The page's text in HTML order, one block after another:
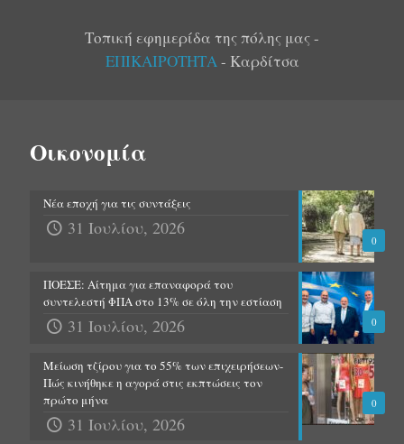
Τοπική εφημερίδα της πόλης μας -
ΕΠΙΚΑΙΡΟΤΗΤΑ- Καρδίτσα
Οικονομία
0
Νέα εποχή για τις συντάξεις
31 Ιουλίου, 2026
0
ΠΟΕΣΕ: Αίτημα για επαναφορά του
συντελεστή ΦΠΑ στο 13% σε όλη την εστίαση
31 Ιουλίου, 2026
0
Μείωση τζίρου για το 55% των επιχειρήσεων-
Πώς κινήθηκε η αγορά στις εκπτώσεις τον
πρώτο μήνα
31 Ιουλίου, 2026